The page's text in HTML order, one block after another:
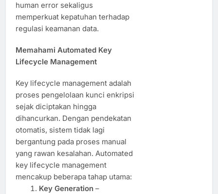
human error sekaligus
memperkuat kepatuhan terhadap
regulasi keamanan data.
Memahami Automated Key
Lifecycle Management
Key lifecycle management adalah
proses pengelolaan kunci enkripsi
sejak diciptakan hingga
dihancurkan. Dengan pendekatan
otomatis, sistem tidak lagi
bergantung pada proses manual
yang rawan kesalahan. Automated
key lifecycle management
mencakup beberapa tahap utama:
Key Generation–